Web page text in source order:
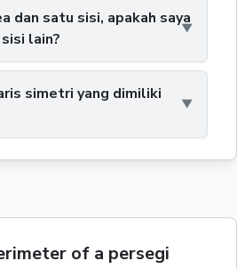
dan satu sisi, apakah saya
lain?
simetri yang dimiliki
of a persegi